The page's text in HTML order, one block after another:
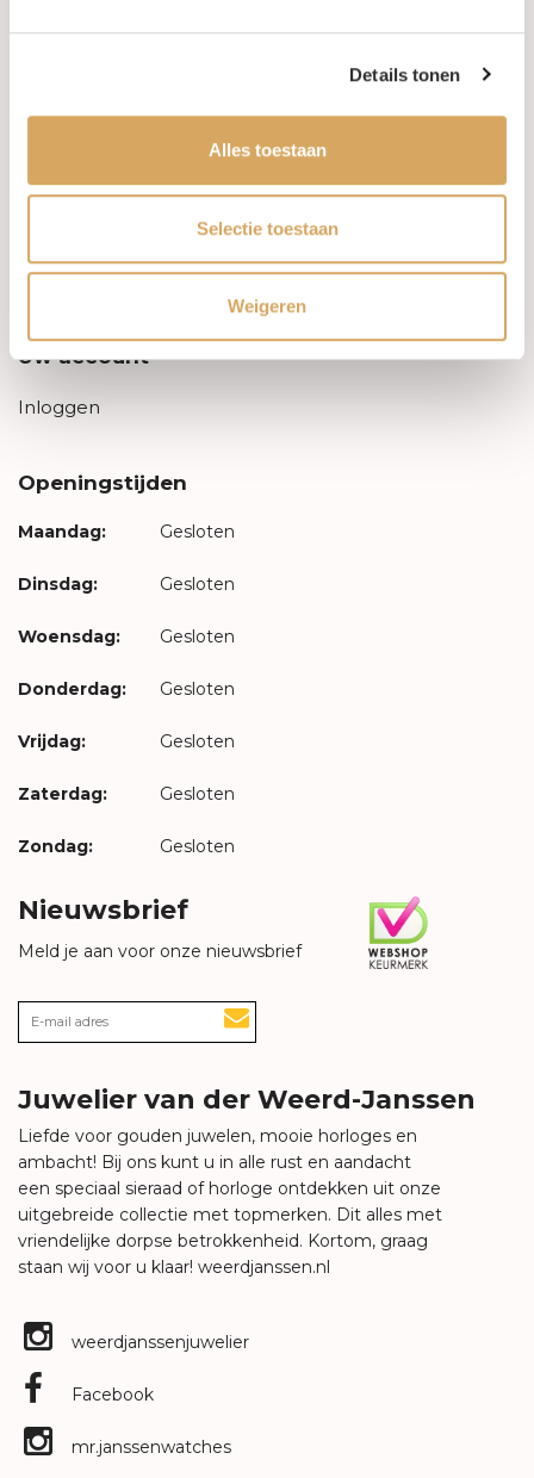
Details tonen
Alles toestaan
Selectie toestaan
Weigeren
Leveringsvoorwaarden
Privacy Policy
Uw account
Inloggen
Openingstijden
Maandag: Gesloten
Dinsdag: Gesloten
Woensdag: Gesloten
Donderdag: Gesloten
Vrijdag: Gesloten
Zaterdag: Gesloten
Zondag: Gesloten
Nieuwsbrief
Meld je aan voor onze nieuwsbrief
Juwelier van der Weerd-Janssen
Liefde voor gouden juwelen, mooie horloges en
ambacht! Bij ons kunt u in alle rust en aandacht
een speciaal sieraad of horloge ontdekken uit onze
uitgebreide collectie met topmerken. Dit alles met
vriendelijke dorpse betrokkenheid. Kortom, graag
staan wij voor u klaar! weerdjanssen.nl
weerdjanssenjuwelier
Facebook
mr.janssenwatches